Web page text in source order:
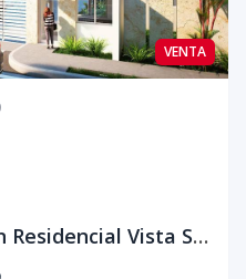
VENTA
Confort y elegancia en Residencial Vista Sol Este